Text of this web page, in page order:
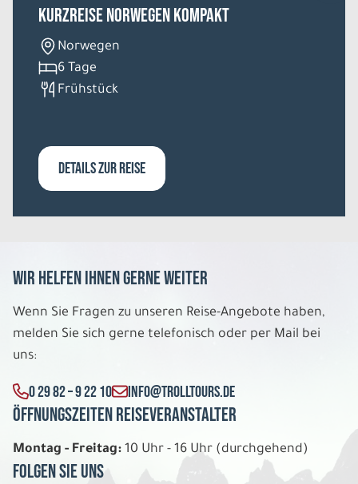
9 Tage
Di. 11.08. - Mi. 19.08.2026
Belegung: 1
REISE VERBINDLICH ANFRAGEN
9 Tage
Mi. 12.08. - Do. 20.08.2026
Belegung: 2
P.P. AB
REISE VERBINDLICH ANFRAGEN
Kurzreise Norwegen Kompakt
Norwegen
6 Tage
Frühstück
DETAILS ZUR REISE
Wir helfen Ihnen gerne weiter
Wenn Sie Fragen zu unseren Reise-Angebote haben,
melden Sie sich gerne telefonisch oder per Mail bei
uns:
0 29 82 – 9 22 10 INFO@TROLLTOURS.DE
Öffnungszeiten Reiseveranstalter
Montag - Freitag: 10 Uhr - 16 Uhr (durchgehend)
Folgen Sie uns